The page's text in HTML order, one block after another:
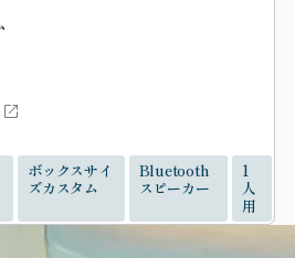
ボックスサイ
ズカスタム
Bluetooth
スピーカー
1
人
用